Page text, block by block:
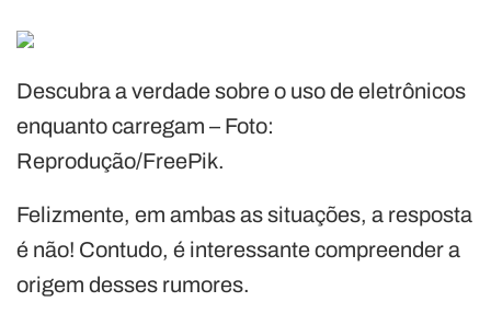
Descubra a verdade sobre o uso de eletrônicos
enquanto carregam – Foto:
Reprodução/FreePik.
Felizmente, em ambas as situações, a resposta
é não! Contudo, é interessante compreender a
origem desses rumores.